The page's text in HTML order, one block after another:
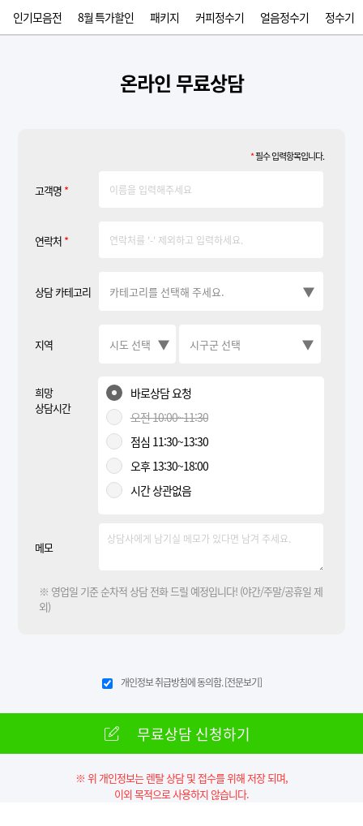
인기모음전 8월 특가할인 패키지 커피정수기 얼음정수기 정수기
온라인 무료상담
*필수 입력항목입니다.
고객명 *
연락처 *
상담 카테고리
지역
희망
상담시간
바로상담 요청
오전 10:00~11:30
점심 11:30~13:30
오후 13:30~18:00
시간 상관없음
메모
※ 영업일 기준 순차적 상담 전화 드릴 예정입니다! (야간/주말/공휴일 제
외)
개인정보 취급방침에 동의함. [전문보기]
무료상담 신청하기
※ 위 개인정보는 렌탈 상담 및 접수를 위해 저장 되며,
이외 목적으로 사용하지 않습니다.